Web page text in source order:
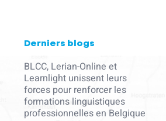
Derniers blogs
BLCC, Lerian-Online et
Learnlight unissent leurs
forces pour renforcer les
formations linguistiques
professionnelles en Belgique